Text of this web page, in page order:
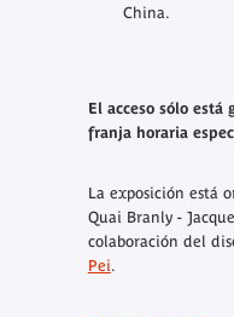
China.
El acceso sólo está
franja horaria
La exposición está
Quai Branly -
colaboración del
Pei.